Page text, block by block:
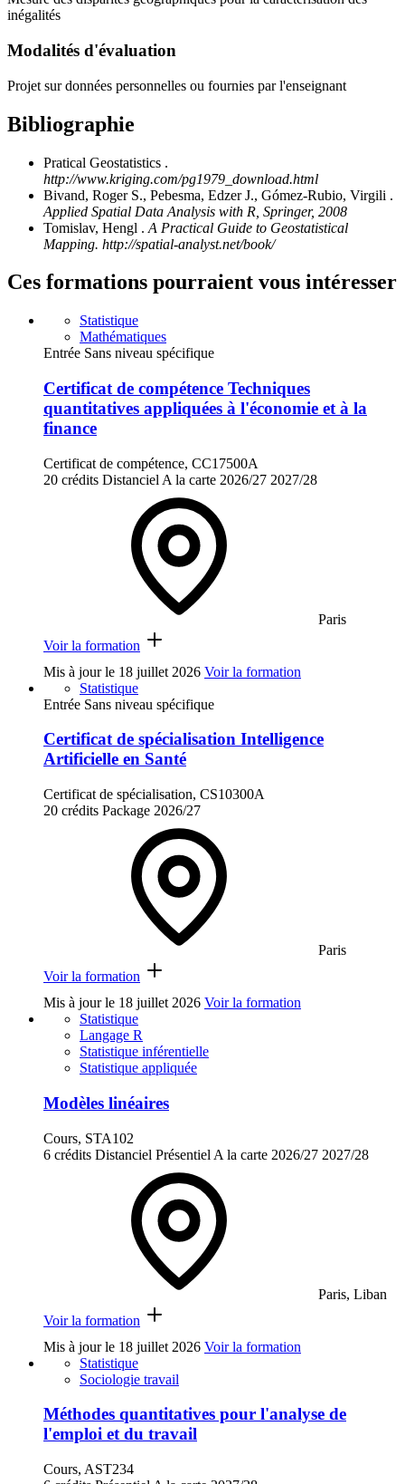
inégalités
Modalités d'évaluation
Projet sur données personnelles ou fournies par l'enseignant
Bibliographie
Pratical Geostatistics .
http://www.kriging.com/pg1979_download.html
Bivand, Roger S., Pebesma, Edzer J., Gómez-Rubio, Virgili .
Applied Spatial Data Analysis with R, Springer, 2008
Tomislav, Hengl . A Practical Guide to Geostatistical
Mapping. http://spatial-analyst.net/book/
Ces formations pourraient vous intéresser
Statistique
Mathématiques
Entrée Sans niveau spécifique
Certificat de compétence Techniques
quantitatives appliquées à l'économie et à la
finance
Certificat de compétence, CC17500A
20 crédits Distanciel A la carte 2026/27 2027/28
Paris
Voir la formation
Mis à jour le 18 juillet 2026 Voir la formation
Statistique
Entrée Sans niveau spécifique
Certificat de spécialisation Intelligence
Artificielle en Santé
Certificat de spécialisation, CS10300A
20 crédits Package 2026/27
Paris
Voir la formation
Mis à jour le 18 juillet 2026 Voir la formation
Statistique
Langage R
Statistique inférentielle
Statistique appliquée
Modèles linéaires
Cours, STA102
6 crédits Distanciel Présentiel A la carte 2026/27 2027/28
Paris, Liban
Voir la formation
Mis à jour le 18 juillet 2026 Voir la formation
Statistique
Sociologie travail
Méthodes quantitatives pour l'analyse de
l'emploi et du travail
Cours, AST234